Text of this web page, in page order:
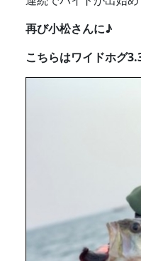
再び小松さんに♪
こちらはワイドホグ